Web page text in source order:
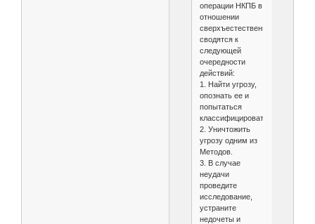
операции НКПБ в
отношении
сверхъестественного
сводятся к
следующей
очередности
действий:
1. Найти угрозу,
опознать ее и
попытаться
классифицировать.
2. Уничтожить
угрозу одним из
Методов.
3. В случае
неудачи
проведите
исследование,
устраните
недочеты и